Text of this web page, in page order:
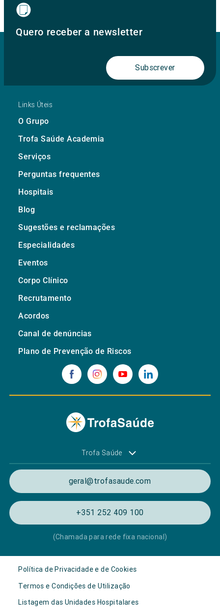
Quero receber a newsletter
Subscrever
Links Úteis
O Grupo
Trofa Saúde Academia
Serviços
Perguntas frequentes
Hospitais
Blog
Sugestões e reclamações
Especialidades
Eventos
Corpo Clínico
Recrutamento
Acordos
Canal de denúncias
Plano de Prevenção de Riscos
Trofa Saúde
geral@trofasaude.com
+351 252 409 100
(Chamada para rede fixa nacional)
Política de Privacidade e de Cookies
Termos e Condições de Utilização
Listagem das Unidades Hospitalares